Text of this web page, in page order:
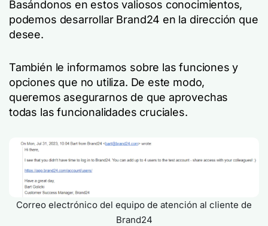
Basándonos en estos valiosos conocimientos,
podemos desarrollar Brand24 en la dirección que
desee.
También le informamos sobre las funciones y
opciones que no utiliza. De este modo,
queremos asegurarnos de que aprovechas
todas las funcionalidades cruciales.
Correo electrónico del equipo de atención al cliente de
Brand24